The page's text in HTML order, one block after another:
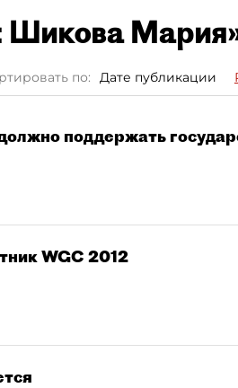
Шикова
по: Дате публикации
поддержать
WGC 2012